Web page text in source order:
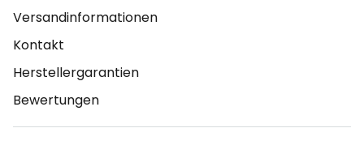
Versandinformationen
Kontakt
Herstellergarantien
Bewertungen